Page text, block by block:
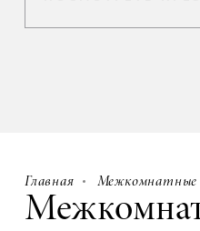
Главная Межкомнатные